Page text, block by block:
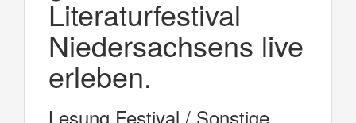
Literaturfestival
Niedersachsens live
erleben.
Lesung,Festival / Sonstige